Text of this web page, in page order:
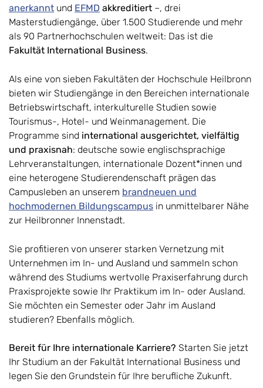
anerkannt und EFMD akkreditiert –, drei
Masterstudiengänge, über 1.500 Studierende und mehr
als 90 Partnerhochschulen weltweit: Das ist die
Fakultät International Business.
Als eine von sieben Fakultäten der Hochschule Heilbronn
bieten wir Studiengänge in den Bereichen internationale
Betriebswirtschaft, interkulturelle Studien sowie
Tourismus-, Hotel- und Weinmanagement. Die
Programme sind international ausgerichtet, vielfältig
und praxisnah: deutsche sowie englischsprachige
Lehrveranstaltungen, internationale Dozent*innen und
eine heterogene Studierendenschaft prägen das
Campusleben an unserem brandneuen und
hochmodernen Bildungscampus in unmittelbarer Nähe
zur Heilbronner Innenstadt.
Sie profitieren von unserer starken Vernetzung mit
Unternehmen im In- und Ausland und sammeln schon
während des Studiums wertvolle Praxiserfahrung durch
Praxisprojekte sowie Ihr Praktikum im In- oder Ausland.
Sie möchten ein Semester oder Jahr im Ausland
studieren? Ebenfalls möglich.
Bereit für Ihre internationale Karriere? Starten Sie jetzt
Ihr Studium an der Fakultät International Business und
legen Sie den Grundstein für Ihre berufliche Zukunft.